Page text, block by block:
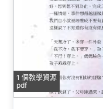
1 個教學資源
pdf